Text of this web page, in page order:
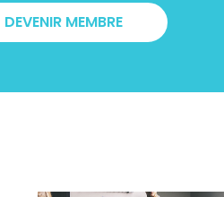
DEVENIR MEMBRE